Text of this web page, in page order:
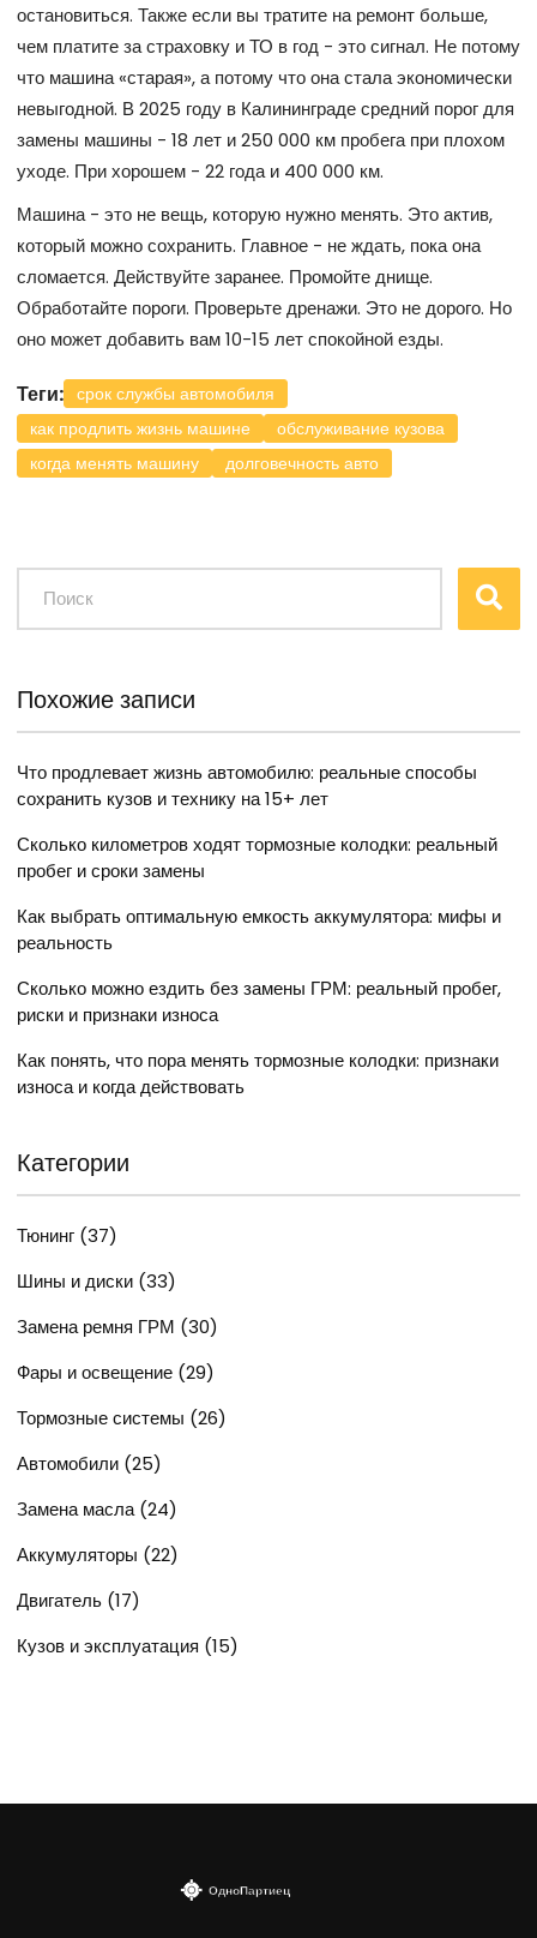
остановиться. Также если вы тратите на ремонт больше,
чем платите за страховку и ТО в год - это сигнал. Не потому
что машина «старая», а потому что она стала экономически
невыгодной. В 2025 году в Калининграде средний порог для
замены машины - 18 лет и 250 000 км пробега при плохом
уходе. При хорошем - 22 года и 400 000 км.
Машина - это не вещь, которую нужно менять. Это актив,
который можно сохранить. Главное - не ждать, пока она
сломается. Действуйте заранее. Промойте днище.
Обработайте пороги. Проверьте дренажи. Это не дорого. Но
оно может добавить вам 10-15 лет спокойной езды.
Теги: срок службы автомобиля
как продлить жизнь машине
обслуживание кузова
когда менять машину
долговечность авто
Похожие записи
Что продлевает жизнь автомобилю: реальные способы
сохранить кузов и технику на 15+ лет
Сколько километров ходят тормозные колодки: реальный
пробег и сроки замены
Как выбрать оптимальную емкость аккумулятора: мифы и
реальность
Сколько можно ездить без замены ГРМ: реальный пробег,
риски и признаки износа
Как понять, что пора менять тормозные колодки: признаки
износа и когда действовать
Категории
Тюнинг (37)
Шины и диски (33)
Замена ремня ГРМ (30)
Фары и освещение (29)
Тормозные системы (26)
Автомобили (25)
Замена масла(24)
Аккумуляторы (22)
Двигатель (17)
Кузов и эксплуатация (15)